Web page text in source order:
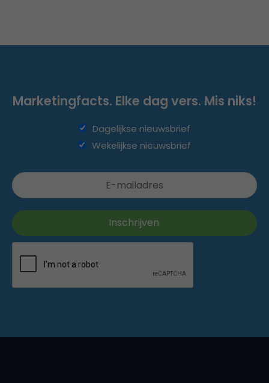
Marketingfacts. Elke dag vers. Mis niks!
Dagelijkse nieuwsbrief
Wekelijkse nieuwsbrief